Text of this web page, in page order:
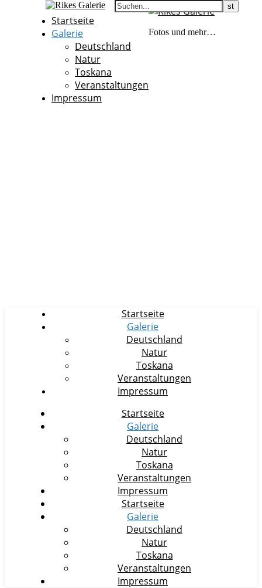
Startseite
Galerie
Deutschland
Natur
Toskana
Veranstaltungen
Impressum
Fotos und mehr…
Startseite
Galerie
Deutschland
Natur
Toskana
Veranstaltungen
Impressum
Startseite
Galerie
Deutschland
Natur
Toskana
Veranstaltungen
Impressum
Startseite
Galerie
Deutschland
Natur
Toskana
Veranstaltungen
Impressum